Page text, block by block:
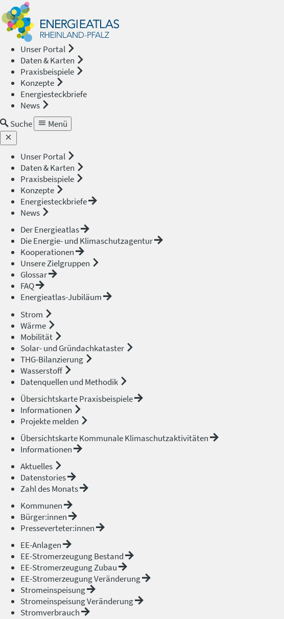
Unser Portal
Daten & Karten
Praxisbeispiele
Konzepte
Energiesteckbriefe
News
Suche
Menü
Unser Portal
Daten & Karten
Praxisbeispiele
Konzepte
Energiesteckbriefe
News
Der Energieatlas
Die Energie- und Klimaschutzagentur
Kooperationen
Unsere Zielgruppen
Glossar
FAQ
Energieatlas-Jubiläum
Strom
Wärme
Mobilität
Solar- und Gründachkataster
THG-Bilanzierung
Wasserstoff
Datenquellen und Methodik
Übersichtskarte Praxisbeispiele
Informationen
Projekte melden
Übersichtskarte Kommunale Klimaschutzaktivitäten
Informationen
Aktuelles
Datenstories
Zahl des Monats
Kommunen
Bürger:innen
Presseverteter:innen
EE-Anlagen
EE-Stromerzeugung Bestand
EE-Stromerzeugung Zubau
EE-Stromerzeugung Veränderung
Stromeinspeisung
Stromeinspeisung Veränderung
Stromverbrauch